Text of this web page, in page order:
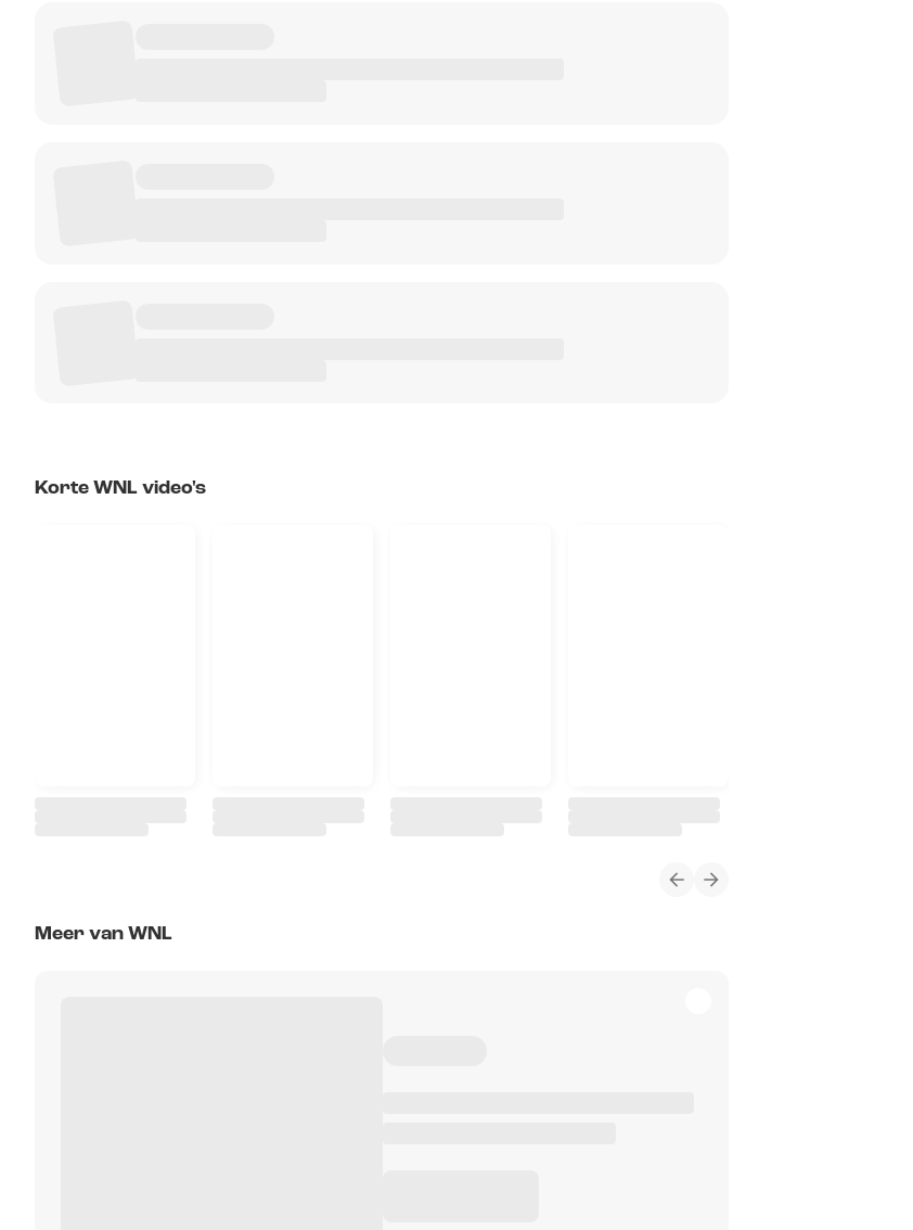
Korte WNL video's
Meer van WNL